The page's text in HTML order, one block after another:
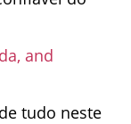
and
tudo neste